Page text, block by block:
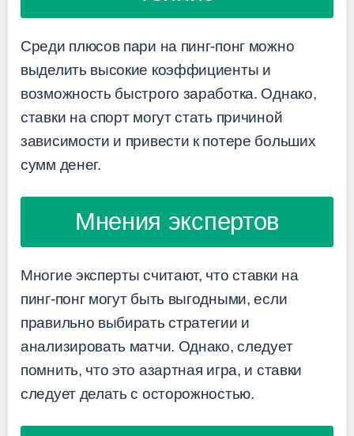
Среди плюсов пари на пинг-понг можно
выделить высокие коэффициенты и
возможность быстрого заработка. Однако,
ставки на спорт могут стать причиной
зависимости и привести к потере больших
сумм денег.
Мнения экспертов
Многие эксперты считают, что ставки на
пинг-понг могут быть выгодными, если
правильно выбирать стратегии и
анализировать матчи. Однако, следует
помнить, что это азартная игра, и ставки
следует делать с осторожностью.